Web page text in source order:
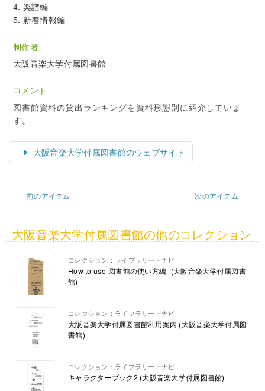
楽譜編
新着情報編
制作者
大阪音楽大学付属図書館
コメント
図書館資料の貸出ランキングを資料形態別に紹介していま
す。
大阪音楽大学付属図書館のウェブサイト
前のアイテム 次のアイテム
大阪音楽大学付属図書館の他のコレクション
コレクション：ライブラリー・ナビ
How to use-図書館の使い方編- (大阪音楽大学付属図書
館)
コレクション：ライブラリー・ナビ
大阪音楽大学付属図書館利用案内 (大阪音楽大学付属図
書館)
コレクション：ライブラリー・ナビ
キャラクターブック2 (大阪音楽大学付属図書館)